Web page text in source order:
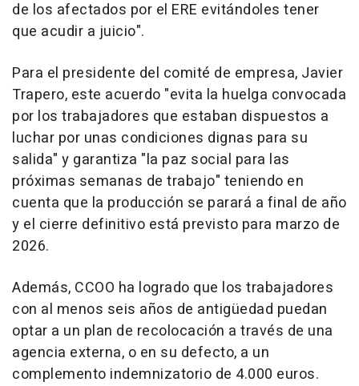
de los afectados por el ERE evitándoles tener
que acudir a juicio".
Para el presidente del comité de empresa, Javier
Trapero, este acuerdo "evita la huelga convocada
por los trabajadores que estaban dispuestos a
luchar por unas condiciones dignas para su
salida" y garantiza "la paz social para las
próximas semanas de trabajo" teniendo en
cuenta que la producción se parará a final de año
y el cierre definitivo está previsto para marzo de
2026.
Además, CCOO ha logrado que los trabajadores
con al menos seis años de antigüedad puedan
optar a un plan de recolocación a través de una
agencia externa, o en su defecto, a un
complemento indemnizatorio de 4.000 euros.